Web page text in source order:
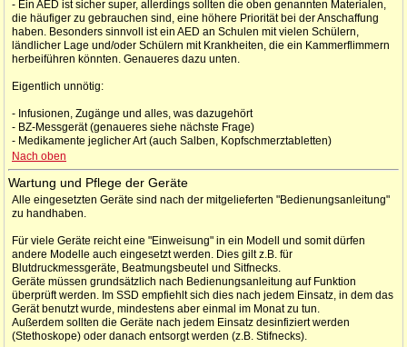
- Ein AED ist sicher super, allerdings sollten die oben genannten Materialen,
die häufiger zu gebrauchen sind, eine höhere Priorität bei der Anschaffung
haben. Besonders sinnvoll ist ein AED an Schulen mit vielen Schülern,
ländlicher Lage und/oder Schülern mit Krankheiten, die ein Kammerflimmern
herbeiführen könnten. Genaueres dazu unten.
Eigentlich unnötig:
- Infusionen, Zugänge und alles, was dazugehört
- BZ-Messgerät (genaueres siehe nächste Frage)
- Medikamente jeglicher Art (auch Salben, Kopfschmerztabletten)
Nach oben
Wartung und Pflege der Geräte
Alle eingesetzten Geräte sind nach der mitgelieferten "Bedienungsanleitung"
zu handhaben.
Für viele Geräte reicht eine "Einweisung" in ein Modell und somit dürfen
andere Modelle auch eingesetzt werden. Dies gilt z.B. für
Blutdruckmessgeräte, Beatmungsbeutel und Sitfnecks.
Geräte müssen grundsätzlich nach Bedienungsanleitung auf Funktion
überprüft werden. Im SSD empfiehlt sich dies nach jedem Einsatz, in dem das
Gerät benutzt wurde, mindestens aber einmal im Monat zu tun.
Außerdem sollten die Geräte nach jedem Einsatz desinfiziert werden
(Stethoskope) oder danach entsorgt werden (z.B. Stifnecks).